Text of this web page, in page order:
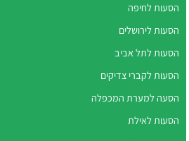
הסעות לחיפה
הסעות לירושלים
הסעות לתל אביב
הסעות לקברי צדיקים
הסעה למערת המכפלה
הסעות לאילת